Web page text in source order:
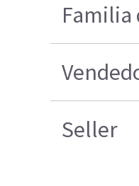
Familia
Seller